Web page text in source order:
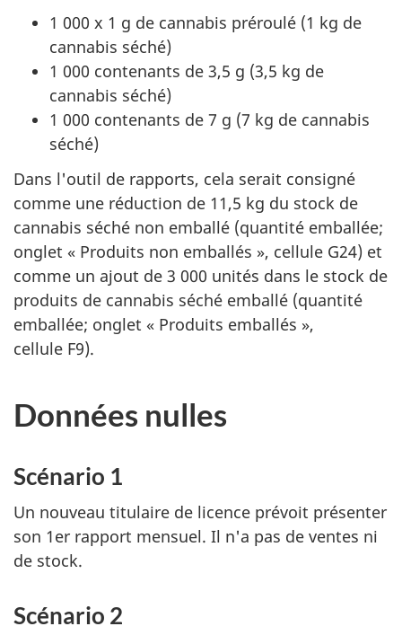
1 000 x 1 g de cannabis préroulé (1 kg de
cannabis séché)
1 000 contenants de 3,5 g (3,5 kg de
cannabis séché)
1 000 contenants de 7 g (7 kg de cannabis
séché)
Dans l'outil de rapports, cela serait consigné
comme une réduction de 11,5 kg du stock de
cannabis séché non emballé (quantité emballée;
onglet « Produits non emballés », cellule G24) et
comme un ajout de 3 000 unités dans le stock de
produits de cannabis séché emballé (quantité
emballée; onglet « Produits emballés »,
cellule F9).
Données nulles
Scénario 1
Un nouveau titulaire de licence prévoit présenter
son 1er rapport mensuel. Il n'a pas de ventes ni
de stock.
Scénario 2